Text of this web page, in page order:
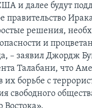
и далее будут
правительство
решения,
и
– заявил Джордж
Талабани, что
их борьбе с
свободного